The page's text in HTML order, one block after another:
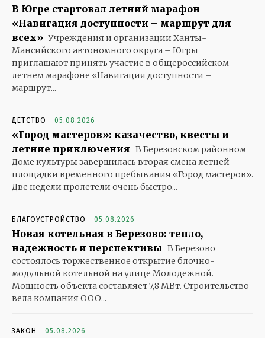
В Югре стартовал летний марафон
«Навигация доступности – маршрут для
всех» Учреждения и организации Ханты-
Мансийского автономного округа – Югры
приглашают принять участие в общероссийском
летнем марафоне «Навигация доступности –
маршрут...
ДЕТСТВО 05.08.2026
«Город мастеров»: казачество, квесты и
летние приключения В Березовском районном
Доме культуры завершилась вторая смена летней
площадки временного пребывания «Город мастеров».
Две недели пролетели очень быстро...
БЛАГОУСТРОЙСТВО 05.08.2026
Новая котельная в Березово: тепло,
надежность и перспективы В Березово
состоялось торжественное открытие блочно-
модульной котельной на улице Молодежной.
Мощность объекта составляет 7,8 МВт. Строительство
вела компания ООО...
ЗАКОН 05.08.2026